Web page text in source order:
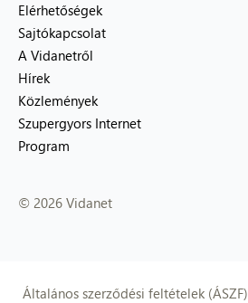
Elérhetőségek
Sajtókapcsolat
A Vidanetről
Hírek
Közlemények
Szupergyors Internet
Program
© 2026 Vidanet
Általános szerződési feltételek (ÁSZF)